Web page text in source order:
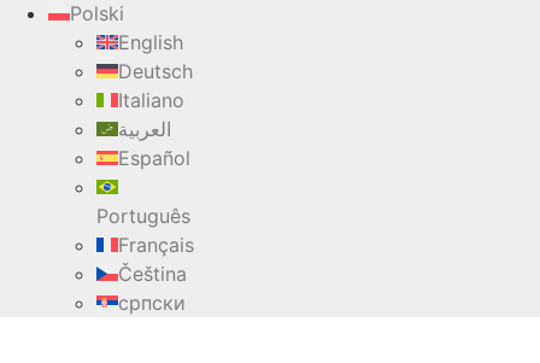
Polski
English
Deutsch
Italiano
العربية
Español
Português
Français
Čeština
српски